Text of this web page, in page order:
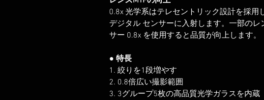
0.8x 光学系はテレセントリック設計を採用
デジタル センサーに入射します。一部の
サー 0.8x を使用すると品質が向上します。
● 特長
1. 絞りを1段増やす
2. 0.8倍広い撮影範囲
3. 3グループ5枚の高品質光学ガラスを内蔵